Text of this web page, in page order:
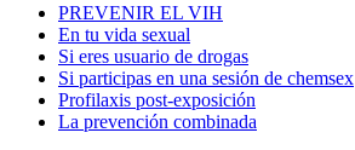
PREVENIR EL VIH
En tu vida sexual
Si eres usuario de drogas
Si participas en una sesión de chemsex
Profilaxis post-exposición
La prevención combinada